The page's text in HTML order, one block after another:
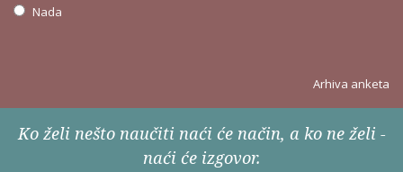
Nada
Arhiva anketa
Ko želi nešto naučiti naći će način, a ko ne želi -
naći će izgovor.